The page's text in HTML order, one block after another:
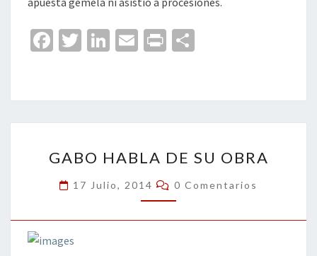
Fa
o
o
k
T
er
Li
dI
n
E
l
Pr
p
ar
tir
HABLA
DE
SU
OBRA
GABO HABLA DE SU OBRA
17 Julio, 2014 Comentarios
0 Comentarios